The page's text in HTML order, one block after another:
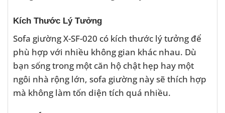
Kích Thước Lý Tưởng
Sofa giường X-SF-020 có kích thước lý tưởng để
phù hợp với nhiều không gian khác nhau. Dù
bạn sống trong một căn hộ chật hẹp hay một
ngôi nhà rộng lớn, sofa giường này sẽ thích hợp
mà không làm tốn diện tích quá nhiều.